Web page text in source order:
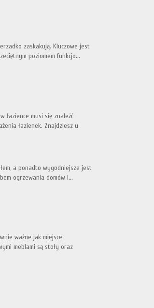
zaskakują. Kluczowe jest
poziomem funkcjo...
łazience musi się znaleźć
łazienek. Znajdziesz u
a ponadto wygodniejsze jest
ogrzewania domów i...
ważne jak miejsce
meblami są stoły oraz